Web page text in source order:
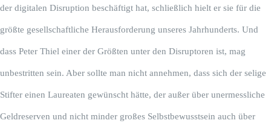
der digitalen Disruption beschäftigt hat, schließlich hielt er sie für die
größte gesellschaftliche Herausforderung unseres Jahrhunderts. Und
dass Peter Thiel einer der Größten unter den Disruptoren ist, mag
unbestritten sein. Aber sollte man nicht annehmen, dass sich der selige
Stifter einen Laureaten gewünscht hätte, der außer über unermessliche
Geldreserven und nicht minder großes Selbstbewusstsein auch über